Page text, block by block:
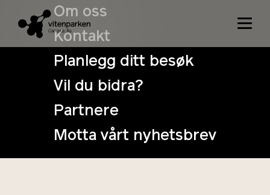
Om oss
Kontakt
Planlegg ditt besøk
Vil du bidra?
Partnere
Motta vårt nyhetsbrev